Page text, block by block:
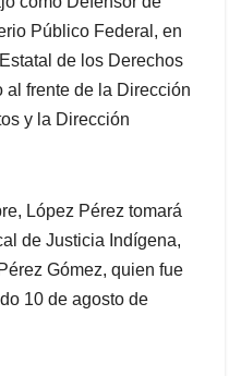
Público Federal, en
de los Derechos
al frente de la Dirección
y la Dirección
López Pérez tomará
de Justicia Indígena,
Gómez, quien fue
10 de agosto de